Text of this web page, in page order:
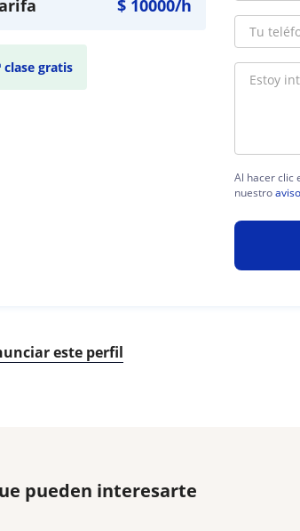
$ 10000/h
clase gratis
Al hacer clic
nuestro
este perfil
pueden interesarte